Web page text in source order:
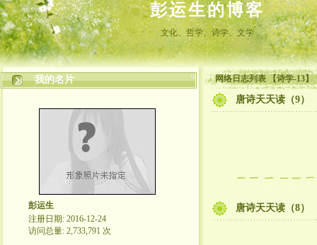
彭运生的博客
文化、哲学、诗学、文学
我的名片
彭运生
注册日期: 2016-12-24
访问总量: 2,733,791 次
网络日志列表 【诗学-13】
唐诗天天读（9）
唐诗天天读（8）